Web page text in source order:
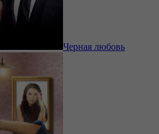
Черная любовь